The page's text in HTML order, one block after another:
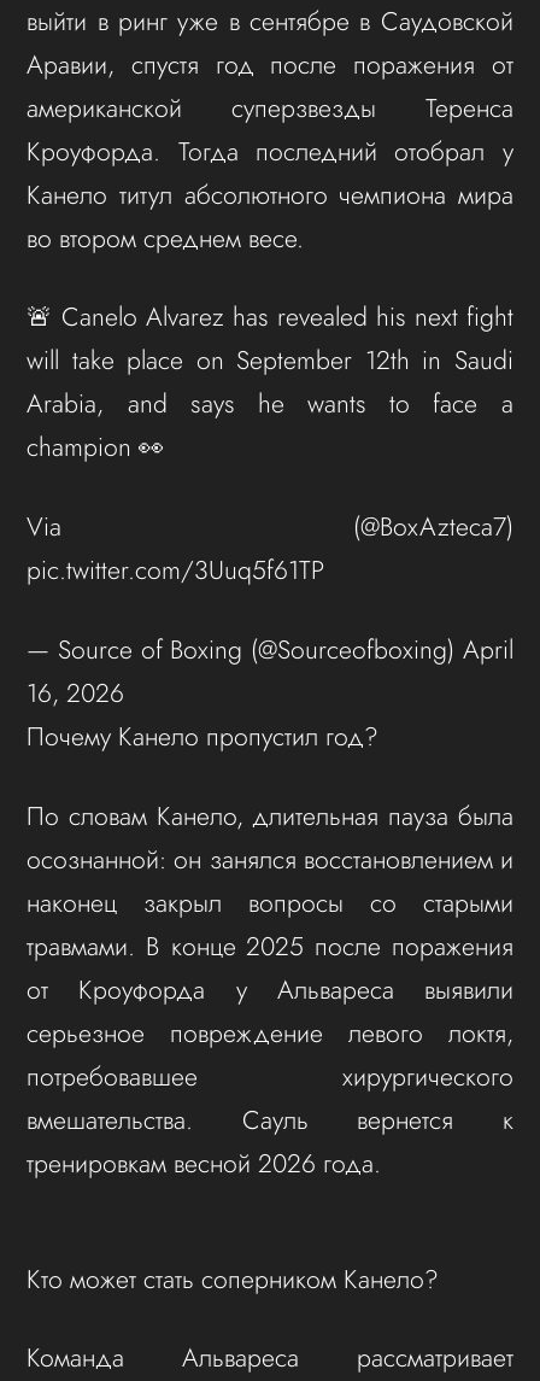
выйти в ринг уже в сентябре в Саудовской
Аравии, спустя год после поражения от
американской суперзвезды Теренса
Кроуфорда. Тогда последний отобрал у
Канело титул абсолютного чемпиона мира
во втором среднем весе.
🚨 Canelo Alvarez has revealed his next fight
will take place on September 12th in Saudi
Arabia, and says he wants to face a
champion 👀
Via (@BoxAzteca7)
pic.twitter.com/3Uuq5f61TP
— Source of Boxing (@Sourceofboxing) April
16, 2026
Почему Канело пропустил год?
По словам Канело, длительная пауза была
осознанной: он занялся восстановлением и
наконец закрыл вопросы со старыми
травмами. В конце 2025 после поражения
от Кроуфорда у Альвареса выявили
серьезное повреждение левого локтя,
потребовавшее хирургического
вмешательства. Сауль вернется к
тренировкам весной 2026 года.
Кто может стать соперником Канело?
Команда Альвареса рассматривает